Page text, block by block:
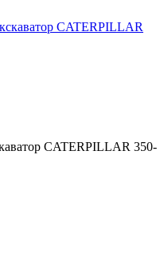
CATERPILLAR 350-